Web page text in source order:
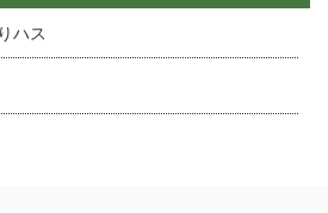
ハス